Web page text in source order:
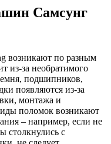
Самсунг
возникают по разным
из-за необратимого
подшипников,
появляются из-за
монтажа и
поломок возникают
– например, если не
столкнулись с